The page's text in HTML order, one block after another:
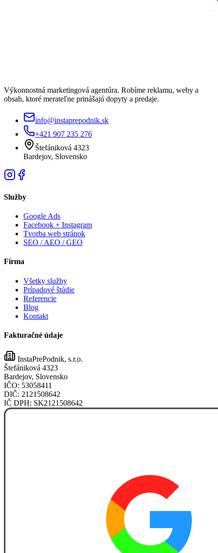
Výkonnostná marketingová agentúra. Robíme reklamu, weby a
obsah, ktoré merateľne prinášajú dopyty a predaje.
info@instaprepodnik.sk
+421 907 235 276
Štefániková 4323
Bardejov, Slovensko
Služby
Google Ads
Facebook + Instagram
Tvorba web stránok
SEO / AEO / GEO
Firma
Všetky služby
Prípadové štúdie
Referencie
Blog
Kontakt
Fakturačné údaje
InstaPrePodnik, s.r.o.
Štefániková 4323
Bardejov, Slovensko
IČO: 53058411
DIČ: 2121508642
IČ DPH: SK2121508642